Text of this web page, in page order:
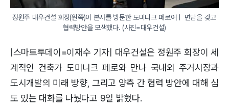
정원주 대우건설 회장(왼쪽)이 본사를 방문한 도미니크 페로어ㅣ 면담을 갖고
|스마트투데이=이재수 기자| 대우건설은 정원주 회장이 세
계적인 건축가 도미니크 페로와 만나 국내외 주거시장과
도시개발의 미래 방향, 그리고 양측 간 협력 방안에 대해 심
도 있는 대화를 나눴다고 9일 밝혔다.